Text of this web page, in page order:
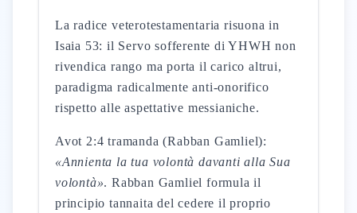
La radice veterotestamentaria risuona in
Isaia 53: il Servo sofferente di YHWH non
rivendica rango ma porta il carico altrui,
paradigma radicalmente anti-onorifico
rispetto alle aspettative messianiche.
Avot 2:4 tramanda (Rabban Gamliel):
«Annienta la tua volontà davanti alla Sua
volontà». Rabban Gamliel formula il
principio tannaita del cedere il proprio